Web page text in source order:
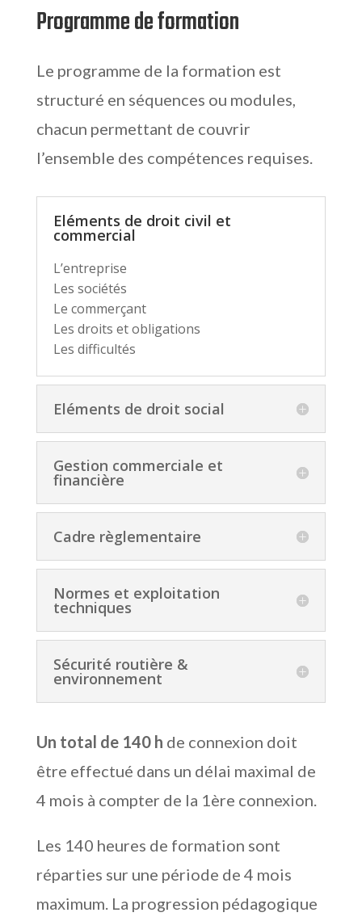
Programme de formation
Le programme de la formation est
structuré en séquences ou modules,
chacun permettant de couvrir
l’ensemble des compétences requises.
Eléments de droit civil et
commercial
L’entreprise
Les sociétés
Le commerçant
Les droits et obligations
Les difficultés
Eléments de droit social
Gestion commerciale et
financière
Cadre règlementaire
Normes et exploitation
techniques
Sécurité routière &
environnement
Un total de 140 h de connexion doit
être effectué dans un délai maximal de
4 mois à compter de la 1ère connexion.
Les 140 heures de formation sont
réparties sur une période de 4 mois
maximum. La progression pédagogique